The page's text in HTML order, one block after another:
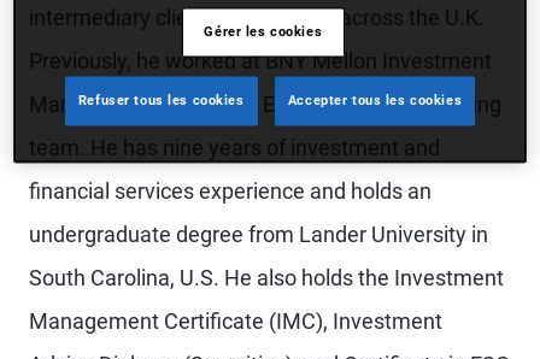
intermediary client relationships across the U.K.
Previously, he worked at BNY Mellon Investment
Management within the EMEA product marketing
team. He has nine years of investment and
financial services experience and holds an
undergraduate degree from Lander University in
South Carolina, U.S. He also holds the Investment
Management Certificate (IMC), Investment
Gérer les cookies
Refuser tous les cookies Accepter tous les cookies